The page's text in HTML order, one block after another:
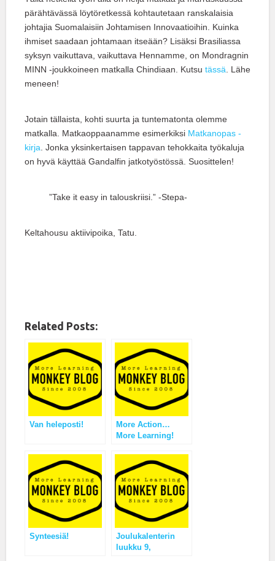
pärähtävässä löytöretkessä kohtautetaan ranskalaisia
johtajia Suomalaisiin Johtamisen Innovaatioihin. Kuinka
ihmiset saadaan johtamaan itseään? Lisäksi Brasiliassa
syksyn vaikuttava, vaikuttava Hennamme, on Mondragnin
MINN -joukkoineen matkalla Chindiaan. Kutsu tässä. Lähe
meneen!
Jotain tällaista, kohti suurta ja tuntematonta olemme
matkalla. Matkaoppaanamme esimerkiksi Matkanopas -
kirja. Jonka yksinkertaisen tappavan tehokkaita työkaluja
on hyvä käyttää Gandalfin jatkotyöstössä. Suosittelen!
”Take it easy in talouskriisi.” -Stepa-
Keltahousu aktiivipoika, Tatu.
Related Posts:
Van heleposti!
More Action…
More Learning!
Synteesiä!
Joulukalenterin
luukku 9,